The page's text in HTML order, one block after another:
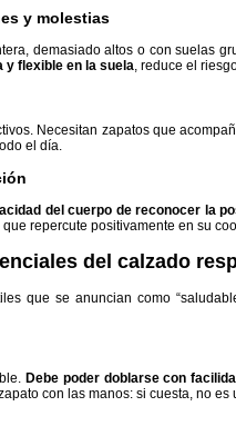
y molestias
demasiado altos o con suelas
y flexible en la suela , reduce el
Necesitan zapatos que
el día.
del cuerpo de reconocer la
repercute positivamente en su
del calzado
que se anuncian como
Debe poder doblarse con
con las manos: si cuesta, no es